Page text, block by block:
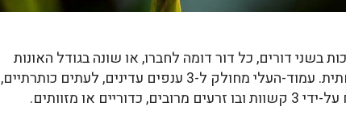
נפרדות, או מאוחות, הערוכות בשני דורים, כל דור דומה לחברו, או שונה בגודל האונות
וצבעם. בפרחים 3 אבקנים, הניצבים אל מול אונות העטיף החיצוניות. השחלה תחתית. עמוד-העלי מחולק ל-3 ענפים עדינים, לעתים כותרתיים,
מזוותים.